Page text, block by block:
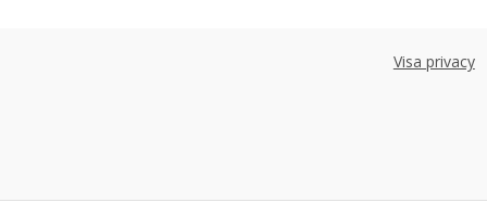
Visa privacy